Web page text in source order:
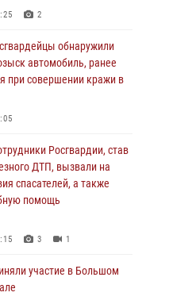
2
обнаружили
автомобиль, ранее
при совершении кражи в
Росгвардии, став
ДТП, вызвали на
спасателей, а также
помощь
3 1
участие в Большом